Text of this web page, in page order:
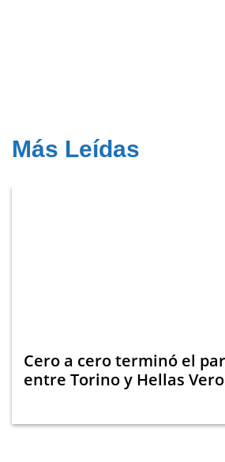
Más Leídas
Cero a cero terminó el
entre Torino y Hellas